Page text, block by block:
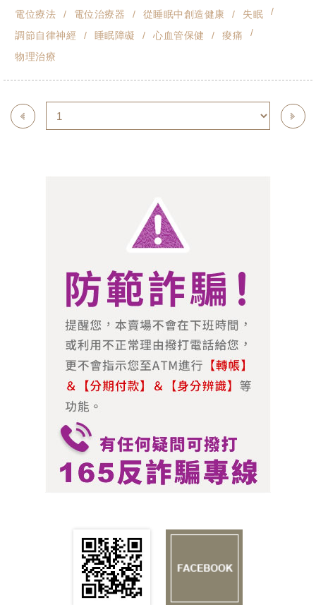
電位療法
電位治療器 從睡眠中創造健康
失眠
調節自律神經
睡眠障礙 心血管保健
痠痛
物理治療